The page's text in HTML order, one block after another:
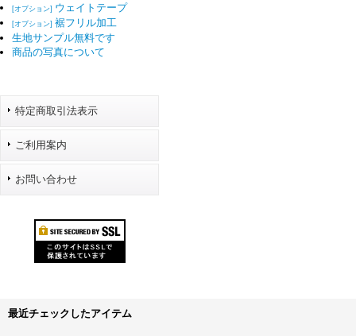
[オプション] ウェイトテープ
[オプション] 裾フリル加工
生地サンプル無料です
商品の写真について
特定商取引法表示
ご利用案内
お問い合わせ
最近チェックしたアイテム